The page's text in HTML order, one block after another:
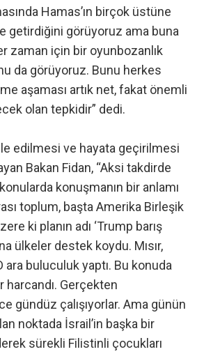
Hamas’ın birçok üstüne
getirdiğini görüyoruz ama buna
zaman için bir oyunbozanlık
da görüyoruz. Bunu herkes
aşaması artık net, fakat önemli
olan tepkidir” dedi.
edilmesi ve hayata geçirilmesi
Bakan Fidan, “Aksi takdirde
konuşmanın bir anlamı
toplum, başta Amerika Birleşik
ki planın adı ‘Trump barış
ülkeler destek koydu. Mısır,
ara buluculuk yaptı. Bu konuda
Gerçekten
gündüz çalışıyorlar. Ama günün
noktada İsrail’in başka bir
sürekli Filistinli çocukları